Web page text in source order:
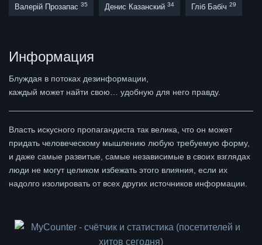
Валерій Прозапас 35 Денис Казанский 34 Гліб Бабіч 29
Информация
Блуждая в потоках дезинформации,
каждый может найти свою… удобную для него правду.
Власть искусного пропагандиста так велика, что он может
придать человеческому мышлению любую требуемую форму,
и даже самые развитые, самые независимые в своих взглядах
люди не могут целиком избежать этого влияния, если их
надолго изолировать от всех других источников информации.